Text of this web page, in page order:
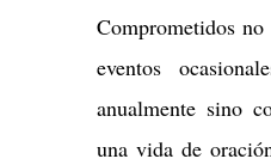
Comprometidos
eventos
anualmente sino
una vida de